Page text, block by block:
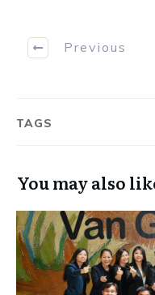
Previous
TAGS
You may also